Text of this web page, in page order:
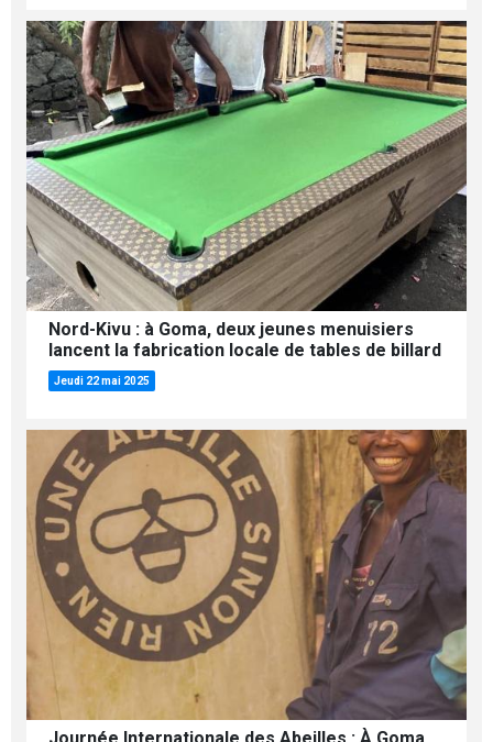
Nord-Kivu : à Goma, deux jeunes menuisiers
lancent la fabrication locale de tables de billard
Jeudi 22 mai 2025